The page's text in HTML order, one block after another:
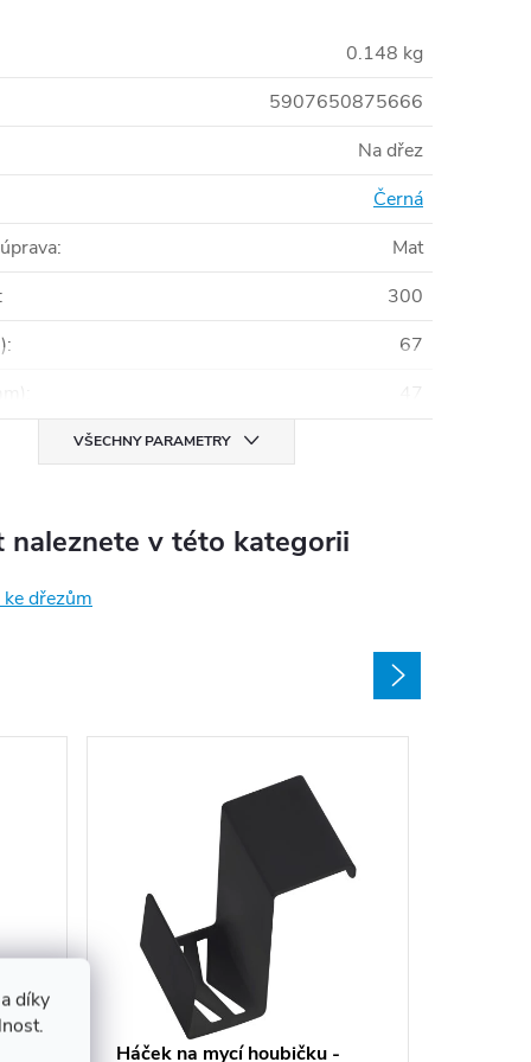
díky
0.148 kg
5907650875666
Na dřez
Černá
:
Mat
:
300
:
67
VŠECHNY PARAMETRY
naleznete v této kategorii
dřezům
Háček na mycí houbičku -